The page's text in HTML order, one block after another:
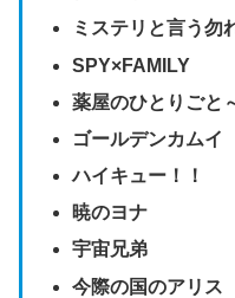
ミステリと言う勿
SPY×FAMILY
薬屋のひとりごと
ゴールデンカムイ
ハイキュー！！
暁のヨナ
宇宙兄弟
今際の国のアリス